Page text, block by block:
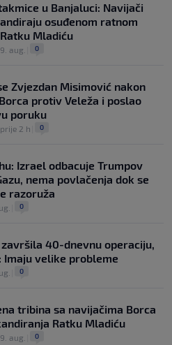
u Banjaluci: Navijači
osuđenom ratnom
Mladiću
9. aug. 0
Zvjezdan Misimović nakon
protiv Veleža i poslao
poruku
prije 2 h 0
Izrael odbacuje Trumpov
nema povlačenja dok se
razoruža
0
40-dnevnu operaciju,
Imaju velike probleme
0
tribina sa navijačima Borca
Ratku Mladiću
9. aug. 0